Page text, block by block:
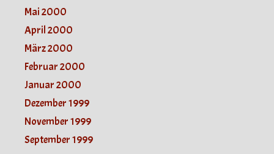
Mai 2000
April 2000
März 2000
Februar 2000
Januar 2000
Dezember 1999
November 1999
September 1999